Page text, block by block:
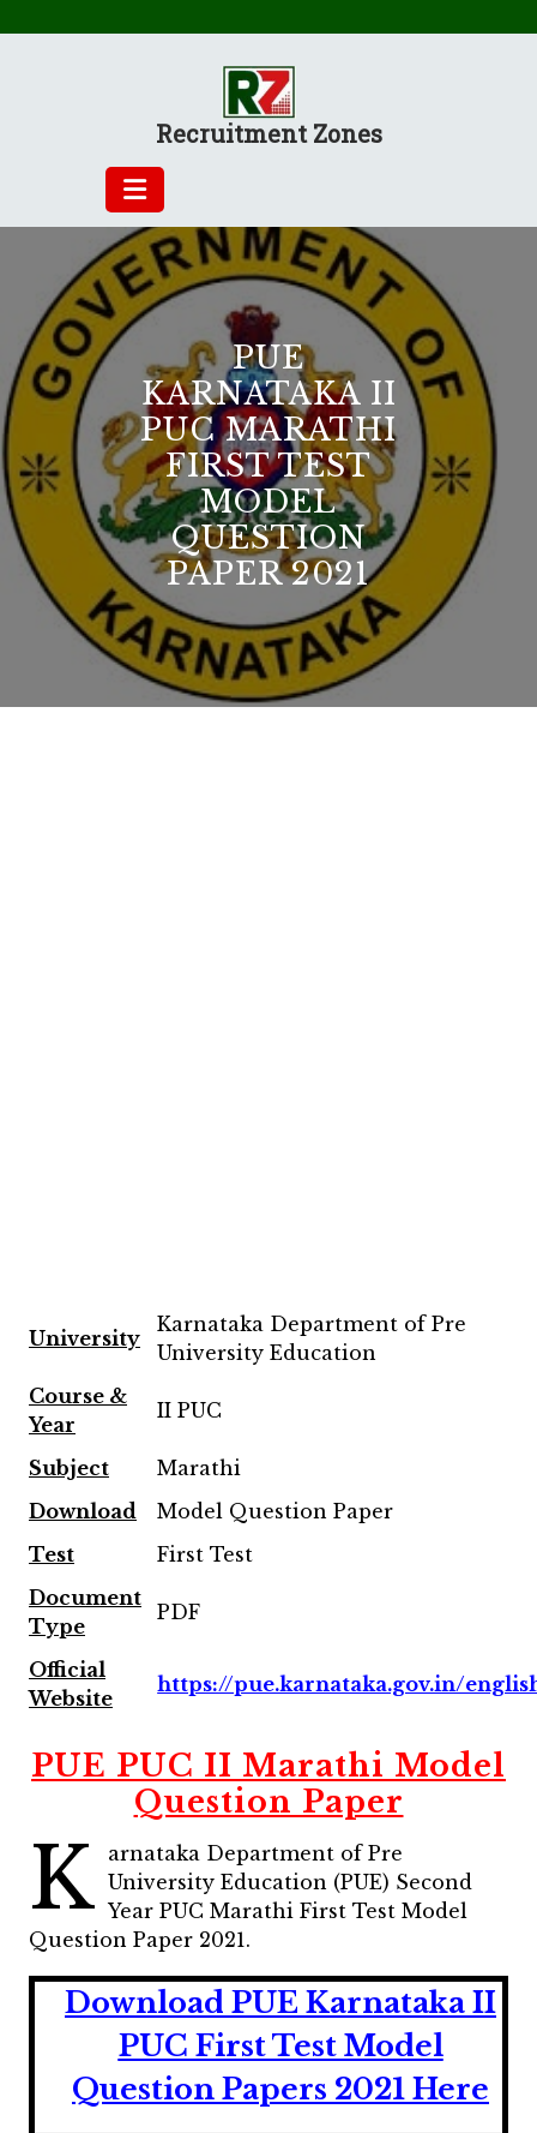
Recruitment Zones
PUE
KARNATAKA II
PUC MARATHI
FIRST TEST
MODEL
QUESTION
PAPER 2021
University
Karnataka Department of Pre
University Education
Course &
Year
II PUC
Subject
Marathi
Download
Model Question Paper
Test
First Test
Document
Type
PDF
Official
Website
https://pue.karnataka.gov.in/
PUE PUC II Marathi Model
Question Paper
K
arnataka Department of Pre
University Education (PUE) Second
Year PUC Marathi First Test Model
Question Paper 2021.
Download PUE Karnataka II
PUC First Test Model
Question Papers 2021 Here